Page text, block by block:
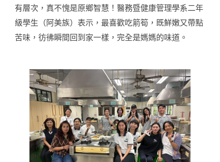
有層次，真不愧是原鄉智慧！醫務暨健康管理學系二年
級學生（阿美族）表示，最喜歡吃箭筍，既鮮嫩又帶點
苦味，彷彿瞬間回到家一樣，完全是媽媽的味道。